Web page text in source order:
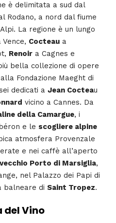
è delimitata a sud dal
Rodano, a nord dal fiume
La regione è un lungo
Vence, Cocteau a
Renoir a Cagnes e
bella collezione di opere
Fondazione Maeght di
dedicati a Jean Cocteau
vicino a Cannes. Da
della Camargue, i
e le scogliere alpine
atmosfera Provenzale
e nei caffè all’aperto
vecchio Porto di Marsiglia,
nel Palazzo dei Papi di
balneare di Saint Tropez.
del Vino